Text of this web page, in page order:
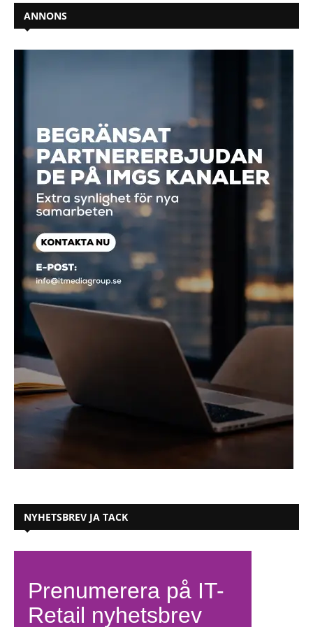
ANNONS
NYHETSBREV JA TACK